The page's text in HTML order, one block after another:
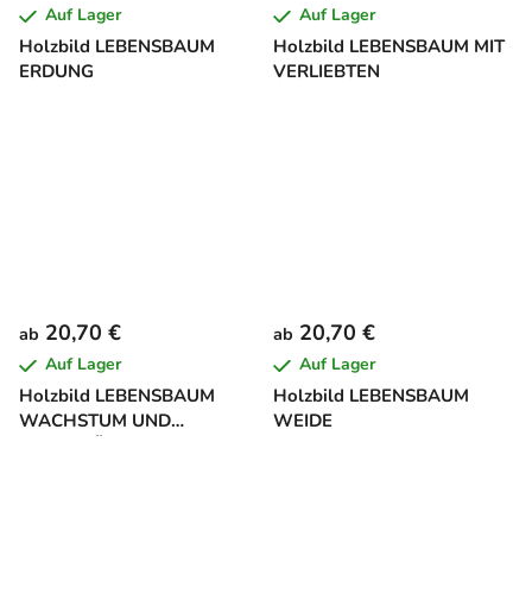
Holzbild LEBENSBAUM
ERDUNG
Auf Lager
Holzbild LEBENSBAUM MIT
VERLIEBTEN
Auf Lager
Holzbild LEBENSBAUM
WACHSTUM UND
ab 20,70 €
Auf Lager
Holzbild LEBENSBAUM
WEIDE
ab 20,70 €
Auf Lager